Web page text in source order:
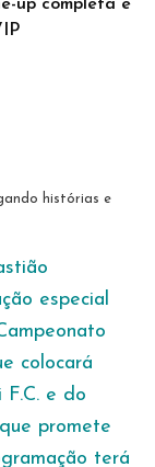
up completa e
histórias e